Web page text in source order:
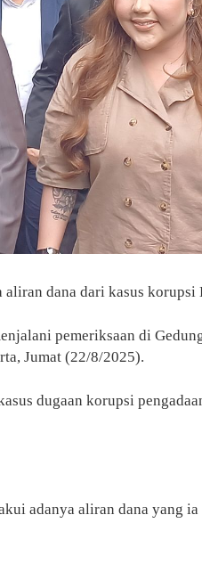
dana dari kasus korupsi
pemeriksaan di
Jumat (22/8/2025).
dugaan korupsi
adanya aliran dana yang